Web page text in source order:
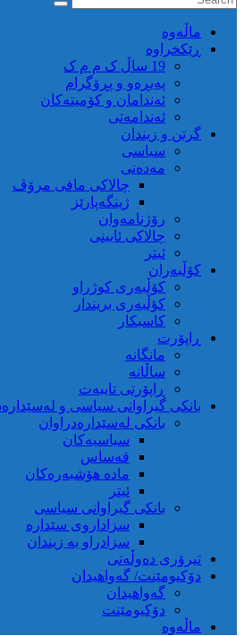
ماڵه‌وه‌
ڕێکخراوە
19 ساڵ ک م م ک
پەیڕەو و پڕۆگرام
ئەندامان و کۆمیتەکان
ئەندامەتی
گرتن و زیندان
سیاسی
مەدەنی
چالاکی مافی مرۆڤ
ژینگەپارێز
رۆژنامەوان
چالاکی ئایینی
ئیتر
کۆڵبەران
کۆڵبەری کوژراو
کؤڵبەری بریندار
کاسبکار
ڕاپۆرت
مانگانە
ساڵانە
ڕاپۆرتی تایبەت
بانکی گیراوانی سیاسی و
بانکی لەسێدارەدراوان
سیاسیەکان
قەساس
مادە هۆشبەرەکان
ئیتر
بانکی گیراوانی سیاسی
سزاداروی سێدارە
سزادراو بە زیندان
تیرۆری دەوڵەتی
دۆکیومێنت/ گەواهیدان
گەواهیدان
دۆکیومێنت
ماڵەوە